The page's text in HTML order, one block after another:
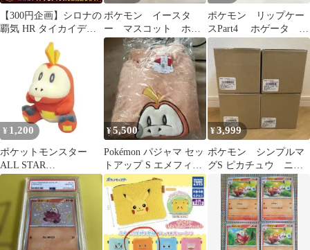
【300円企画】シロナの
覇気 HR タイカイデン
ex プロモ 4枚【爆ア
ポケモン イースタ
ー マスコット ホゲ
ータ
ポケモン リップケー
スPart4 ホゲータ 1
こ
¥ 1,200
ポケットモンスター
ALL STAR
COLLECTION ホゲー
タ Sサイズ
¥5,500
Pokémon パジャマ セッ
トアップ S エメフィー
ル
¥3,999
ポケモン シンプルマ
グS ピカチュウ ニャ
オハ ホゲータ クワ
ッス